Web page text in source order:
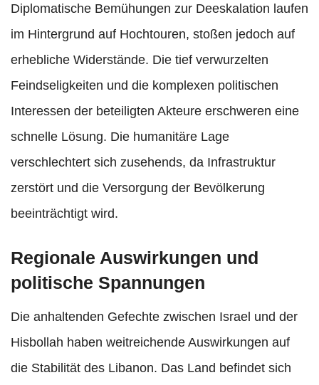
Diplomatische Bemühungen zur Deeskalation laufen
im Hintergrund auf Hochtouren, stoßen jedoch auf
erhebliche Widerstände. Die tief verwurzelten
Feindseligkeiten und die komplexen politischen
Interessen der beteiligten Akteure erschweren eine
schnelle Lösung. Die humanitäre Lage
verschlechtert sich zusehends, da Infrastruktur
zerstört und die Versorgung der Bevölkerung
beeinträchtigt wird.
Regionale Auswirkungen und
politische Spannungen
Die anhaltenden Gefechte zwischen Israel und der
Hisbollah haben weitreichende Auswirkungen auf
die Stabilität des Libanon. Das Land befindet sich